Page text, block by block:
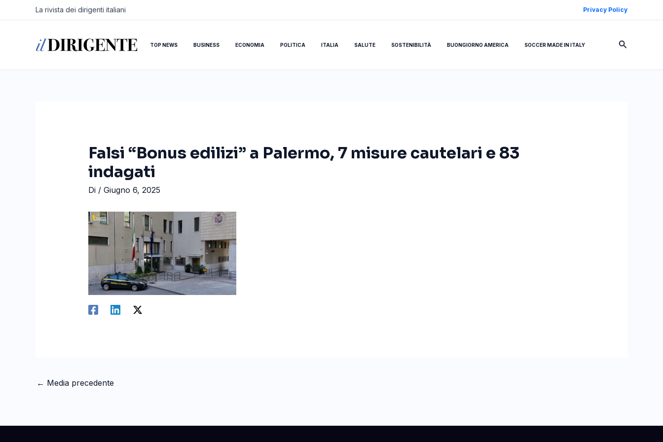
La rivista dei dirigenti italiani Privacy Policy
TOP NEWS BUSINESS ECONOMIA POLITICA ITALIA SALUTE SOSTENIBILITÀ BUONGIORNO AMERICA SOCCER MADE IN ITALY Cerca
Falsi “Bonus edilizi” a Palermo, 7 misure cautelari e 83
indagati
Di / Giugno 6, 2025
Navigazione
← Media precedente